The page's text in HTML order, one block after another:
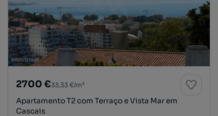
2700 €33,33 €/m²
Apartamento T2 com Terraço e Vista Mar em
Cascais